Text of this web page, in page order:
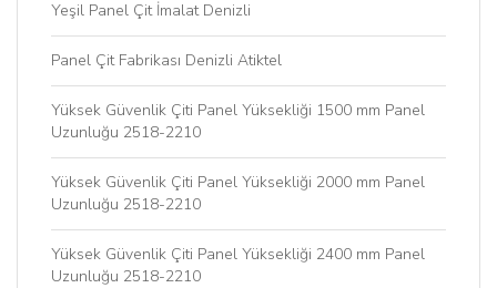
Yeşil Panel Çit İmalat Denizli
Panel Çit Fabrikası Denizli Atiktel
Yüksek Güvenlik Çiti Panel Yüksekliği 1500 mm Panel
Uzunluğu 2518-2210
Yüksek Güvenlik Çiti Panel Yüksekliği 2000 mm Panel
Uzunluğu 2518-2210
Yüksek Güvenlik Çiti Panel Yüksekliği 2400 mm Panel
Uzunluğu 2518-2210